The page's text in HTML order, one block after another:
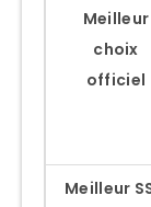
disque
gamers
Meilleur
choix
officiel
Meilleur